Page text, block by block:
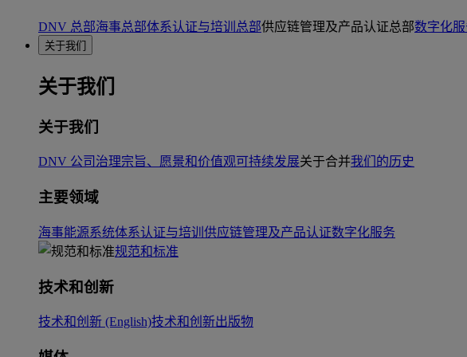
DNV 总部海事总部体系认证与培训总部供应链管理及产品认证总部数字化服
关于我们
关于我们
关于我们
DNV 公司治理宗旨、愿景和价值观可持续发展关于合并我们的历史
主要领域
海事能源系统体系认证与培训 供应链管理及产品认证数字化服务
规范和标准
技术和创新
技术和创新 (English)技术和创新出版物